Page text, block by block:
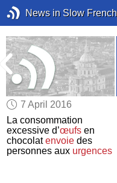
News in Slow French
7 April 2016
La consommation
excessive d’œufs en
chocolatenvoie des
personnes aux urgences